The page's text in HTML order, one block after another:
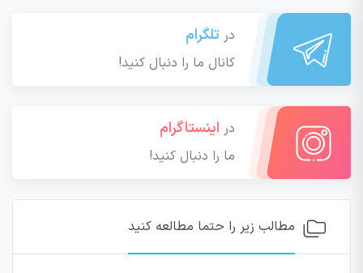
در تلگرام
کانال ما را دنبال کنید!
در اینستاگرام
ما را دنبال کنید!
مطالب زیر را حتما مطالعه کنید